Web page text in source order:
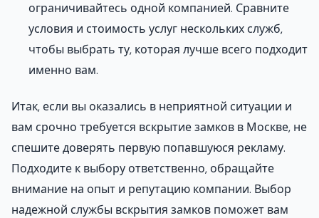
ограничивайтесь одной компанией. Сравните
условия и стоимость услуг нескольких служб,
чтобы выбрать ту, которая лучше всего подходит
именно вам.
Итак, если вы оказались в неприятной ситуации и
вам срочно требуется вскрытие замков в Москве, не
спешите доверять первую попавшуюся рекламу.
Подходите к выбору ответственно, обращайте
внимание на опыт и репутацию компании. Выбор
надежной службы вскрытия замков поможет вам